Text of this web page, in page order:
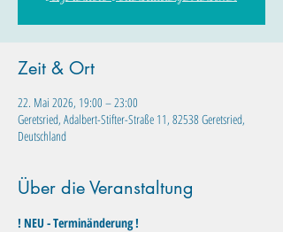
Zeit & Ort
22. Mai 2026, 19:00 – 23:00
Geretsried, Adalbert-Stifter-Straße 11, 82538 Geretsried,
Deutschland
Über die Veranstaltung
! NEU - Terminänderung !